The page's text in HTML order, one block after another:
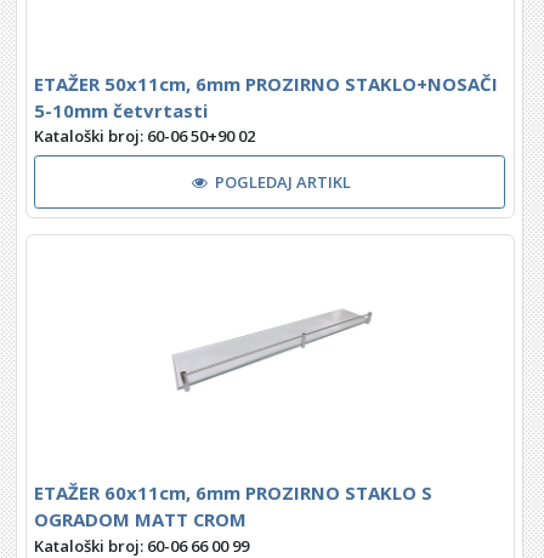
ETAŽER 50x11cm, 6mm PROZIRNO STAKLO+NOSAČI
5-10mm četvrtasti
Kataloški broj: 60-06 50+90 02
POGLEDAJ ARTIKL
ETAŽER 60x11cm, 6mm PROZIRNO STAKLO S
OGRADOM MATT CROM
Kataloški broj: 60-06 66 00 99